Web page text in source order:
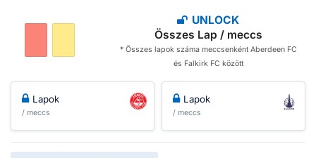
UNLOCK
Összes Lap / meccs
* Összes lapok száma meccsenként Aberdeen FC
és Falkirk FC között
Lapok
/ meccs
Lapok
/ meccs